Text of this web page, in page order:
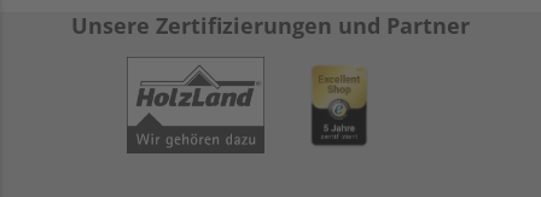
Unsere Zertifizierungen und Partner